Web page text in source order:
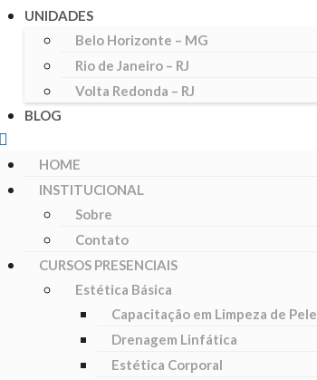
UNIDADES
Belo Horizonte – MG
Rio de Janeiro – RJ
Volta Redonda – RJ
BLOG
HOME
INSTITUCIONAL
Sobre
Contato
CURSOS PRESENCIAIS
Estética Básica
Capacitação em Limpeza de Pele
Drenagem Linfática
Estética Corporal